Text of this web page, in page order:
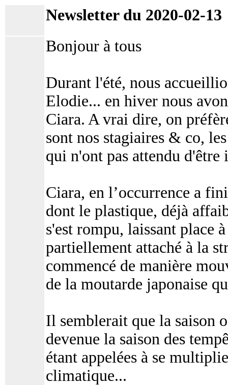
Newsletter du 2020-02-13
Bonjour à tous
Durant l'été, nous
Elodie... en hiver nous
Ciara. A vrai dire, on
sont nos stagiaires & co,
qui n'ont pas attendu d'être
Ciara, en l’occurrence a
dont le plastique, déjà
s'est rompu, laissant place
partiellement attaché à la
commencé de manière
de la moutarde japonaise
Il semblerait que la saison
devenue la saison des
étant appelées à se
climatique...